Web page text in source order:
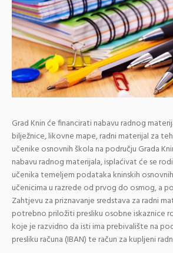
Grad Knin će financirati nabavu radnog
bilježnice, likovne mape, radni materijal za
učenike osnovnih škola na području Grada
nabavu radnog materijala, isplaćivat će se
učenika temeljem podataka kninskih
učenicima u razrede od prvog do osmog, a
Zahtjevu za priznavanje sredstava za radni
potrebno priložiti presliku osobne iskaznice
koje je razvidno da isti ima prebivalište na
presliku računa (IBAN) te račun za kupljeni